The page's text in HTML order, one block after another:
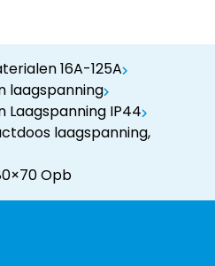
16A-125A
laagspanning
IP44
laagspanning,
Opb